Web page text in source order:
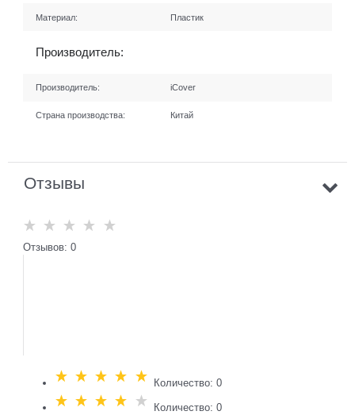
Материал: Пластик
Производитель:
Производитель: iCover
Страна производства: Китай
Отзывы
Отзывов: 0
Количество: 0
Количество: 0